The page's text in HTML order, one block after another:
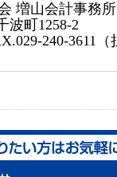
増山会計事務所
波町1258-2
240-3611